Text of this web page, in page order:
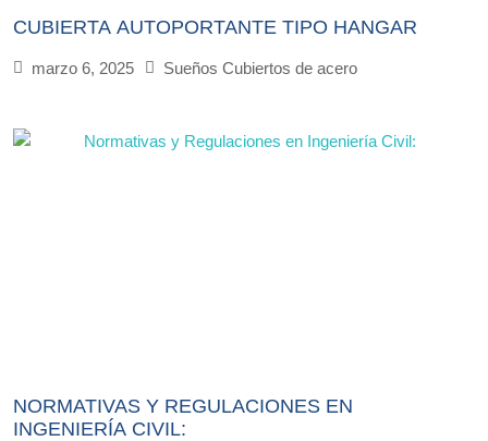
CUBIERTA AUTOPORTANTE TIPO HANGAR
marzo 6, 2025 Sueños Cubiertos de acero
NORMATIVAS Y REGULACIONES EN
INGENIERÍA CIVIL: